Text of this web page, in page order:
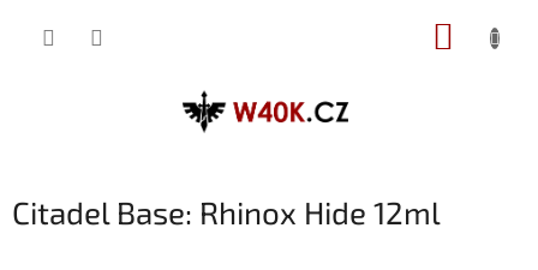
Citadel Base: Rhinox Hide 12ml